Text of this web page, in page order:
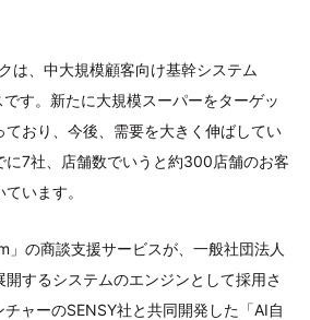
は、中大規模顧客向け基幹システム
です。新たに大規模スーパーをターゲッ
ており、今後、需要を大きく伸ばしてい
に7社、店舗数でいうと約300店舗のお客
います。
」の商談支援サービスが、一般社団法人
するシステムのエンジンとして採用さ
ャーのSENSY社と共同開発した「AI自